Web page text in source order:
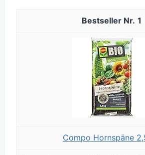
1
Compo Hornspäne